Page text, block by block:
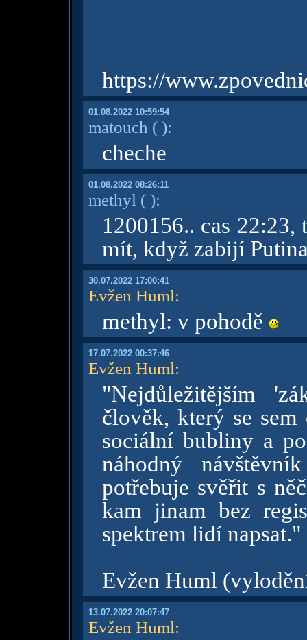
https://
01.08.2022 10:59:54
matouch ( ):
cheche
01.08.2022 08:26:11
methyl ( ):
1200156.. cas
mít, když zabijí
30.07.2022 17:00:41
Evžen Huml:
methyl: v pohodě
17.07.2022 00:37:46
Evžen Huml:
"Nejdůležitějším
člověk, který se
sociální bubliny a
náhodný
potřebuje svěřit s
kam jinam bez
spektrem lidí napsat."
Evžen Huml
13.07.2022 20:07:47
Evžen Huml: